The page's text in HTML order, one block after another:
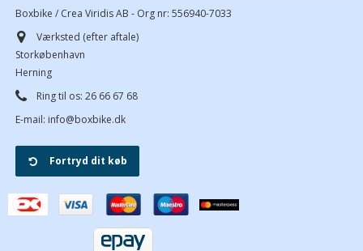
Boxbike / Crea Viridis AB - Org nr: 556940-7033
Værksted (efter aftale)
Storkøbenhavn
Herning
Ring til os: 26 66 67 68
E-mail: info@boxbike.dk
Fortryd dit køb